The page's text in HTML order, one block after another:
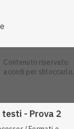
contenuto riservato:
accedi per sbloccarlo.
- Prova 2